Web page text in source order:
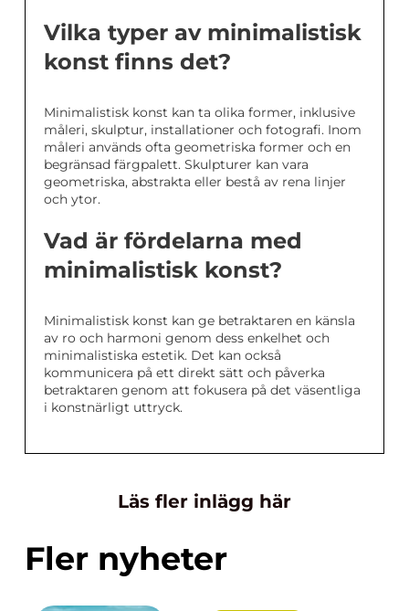
Vilka typer av minimalistisk
konst finns det?
Minimalistisk konst kan ta olika former, inklusive
måleri, skulptur, installationer och fotografi. Inom
måleri används ofta geometriska former och en
begränsad färgpalett. Skulpturer kan vara
geometriska, abstrakta eller bestå av rena linjer
och ytor.
Vad är fördelarna med
minimalistisk konst?
Minimalistisk konst kan ge betraktaren en känsla
av ro och harmoni genom dess enkelhet och
minimalistiska estetik. Det kan också
kommunicera på ett direkt sätt och påverka
betraktaren genom att fokusera på det väsentliga
i konstnärligt uttryck.
Läs fler inlägg här
Fler nyheter